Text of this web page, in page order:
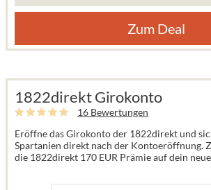
Zum Deal
1822direkt Girokonto
16 Bewertungen
Eröffne das Girokonto der 1822direkt und
Spartanien direkt nach der Kontoeröffnung.
die 1822direkt 170 EUR Prämie auf dein